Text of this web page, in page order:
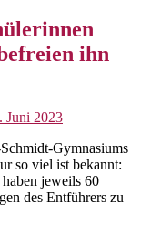
ihn
Juni 2023
Gymnasiums
so viel ist bekannt:
jeweils 60
des Entführers zu